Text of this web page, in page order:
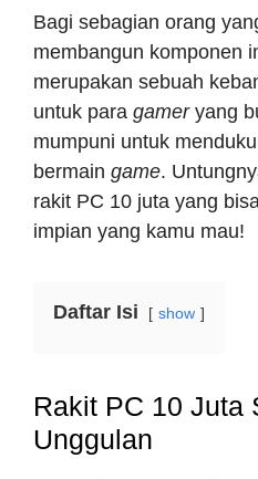
Bagi sebagian orang
membangun komponen
merupakan sebuah
untuk para gameryang
mumpuni untuk
bermain game.
rakit PC 10 juta yang
impian yang kamu mau!
Daftar Isi show
Rakit PC 10 Juta
Unggulan